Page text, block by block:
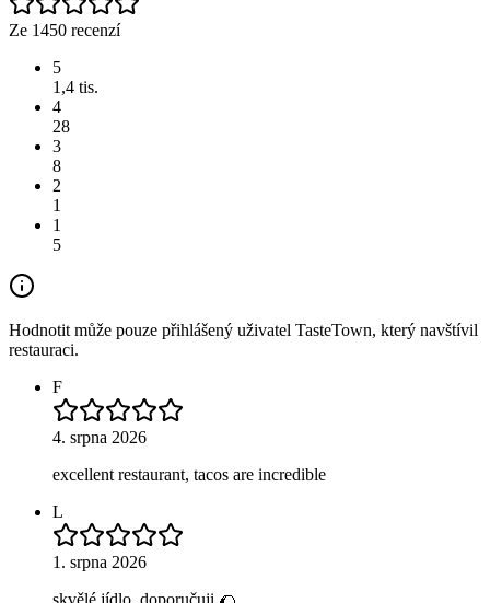
Ze 1450 recenzí
5
1,4 tis.
4
28
3
8
2
1
1
5
Hodnotit může pouze přihlášený uživatel TasteTown, který navštívil
restauraci.
F
4. srpna 2026
excellent restaurant, tacos are incredible
L
1. srpna 2026
skvělé jídlo, doporučuji 🌮